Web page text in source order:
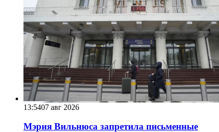
13:5407 авг 2026
Мэрия Вильнюса запретила письменные